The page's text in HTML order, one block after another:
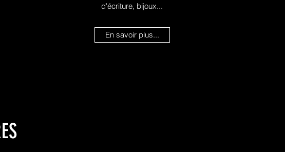
d'écriture, bijoux...
En savoir plus...